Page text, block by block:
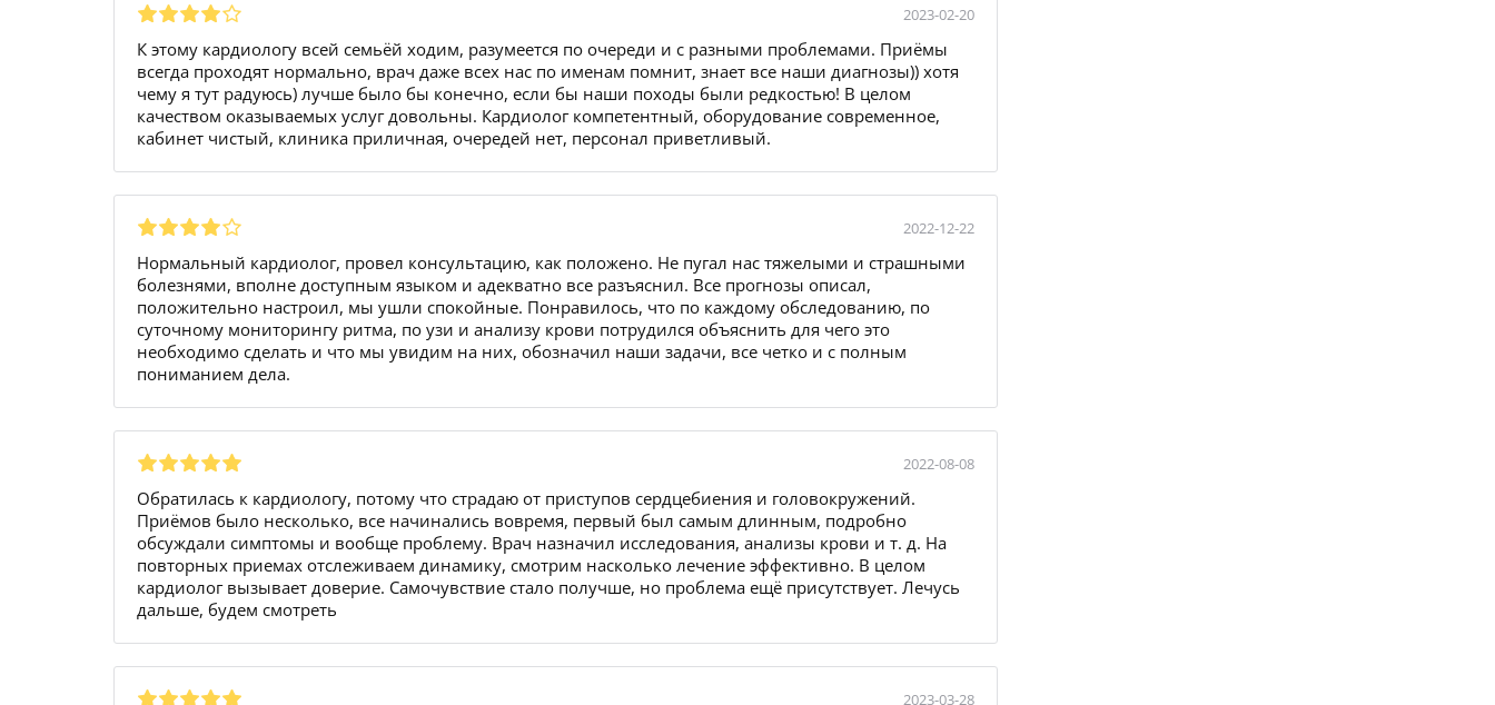
2023-02-20
К этому кардиологу всей семьёй ходим, разумеется по очереди и с разными проблемами. Приёмы
всегда проходят нормально, врач даже всех нас по именам помнит, знает все наши диагнозы)) хотя
чему я тут радуюсь) лучше было бы конечно, если бы наши походы были редкостью! В целом
качеством оказываемых услуг довольны. Кардиолог компетентный, оборудование современное,
кабинет чистый, клиника приличная, очередей нет, персонал приветливый.
2022-12-22
Нормальный кардиолог, провел консультацию, как положено. Не пугал нас тяжелыми и страшными
болезнями, вполне доступным языком и адекватно все разъяснил. Все прогнозы описал,
положительно настроил, мы ушли спокойные. Понравилось, что по каждому обследованию, по
суточному мониторингу ритма, по узи и анализу крови потрудился объяснить для чего это
необходимо сделать и что мы увидим на них, обозначил наши задачи, все четко и с полным
пониманием дела.
2022-08-08
Обратилась к кардиологу, потому что страдаю от приступов сердцебиения и головокружений.
Приёмов было несколько, все начинались вовремя, первый был самым длинным, подробно
обсуждали симптомы и вообще проблему. Врач назначил исследования, анализы крови и т. д. На
повторных приемах отслеживаем динамику, смотрим насколько лечение эффективно. В целом
кардиолог вызывает доверие. Самочувствие стало получше, но проблема ещё присутствует. Лечусь
дальше, будем смотреть
2023-03-28